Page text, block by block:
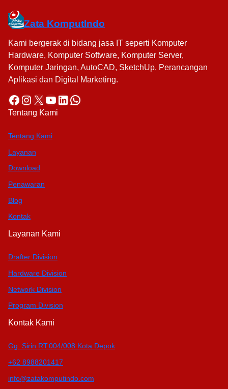
Zata KomputIndo
Kami bergerak di bidang jasa IT seperti Komputer
Hardware, Komputer Software, Komputer Server,
Komputer Jaringan, AutoCAD, SketchUp, Perancangan
Aplikasi dan Digital Marketing.
Facebook Instagram X YouTube LinkedIn WhatsApp
Tentang Kami
Tentang Kami
Layanan
Download
Penawaran
Blog
Kontak
Layanan Kami
Drafter Division
Hardware Division
Network Division
Program Division
Kontak Kami
Gg. Sirin RT.004/008 Kota Depok
+62 8988201417
info@zatakomputindo.com